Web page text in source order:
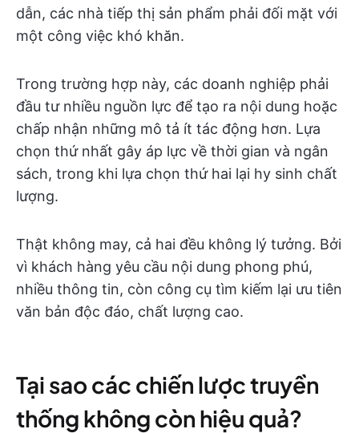
dẫn, các nhà tiếp thị sản phẩm phải đối mặt với
một công việc khó khăn.
Trong trường hợp này, các doanh nghiệp phải
đầu tư nhiều nguồn lực để tạo ra nội dung hoặc
chấp nhận những mô tả ít tác động hơn. Lựa
chọn thứ nhất gây áp lực về thời gian và ngân
sách, trong khi lựa chọn thứ hai lại hy sinh chất
lượng.
Thật không may, cả hai đều không lý tưởng. Bởi
vì khách hàng yêu cầu nội dung phong phú,
nhiều thông tin, còn công cụ tìm kiếm lại ưu tiên
văn bản độc đáo, chất lượng cao.
Tại sao các chiến lược truyền
thống không còn hiệu quả?